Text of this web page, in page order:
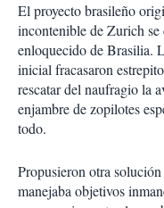
El proyecto brasileño
incontenible de Zurich
enloquecido de Brasilia.
inicial fracasaron
rescatar del naufragio la
enjambre de zopilotes
todo.
Propusieron otra
manejaba objetivos